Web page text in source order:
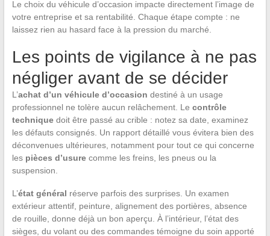
Le choix du véhicule d’occasion impacte directement l’image de
votre entreprise et sa rentabilité. Chaque étape compte : ne
laissez rien au hasard face à la pression du marché.
Les points de vigilance à ne pas
négliger avant de se décider
L’achat d’un véhicule d’occasion destiné à un usage
professionnel ne tolère aucun relâchement. Le contrôle
techniquedoit être passé au crible : notez sa date, examinez
les défauts consignés. Un rapport détaillé vous évitera bien des
déconvenues ultérieures, notamment pour tout ce qui concerne
les pièces d’usurecomme les freins, les pneus ou la
suspension.
L’état général réserve parfois des surprises. Un examen
extérieur attentif, peinture, alignement des portières, absence
de rouille, donne déjà un bon aperçu. À l’intérieur, l’état des
sièges, du volant ou des commandes témoigne du soin apporté